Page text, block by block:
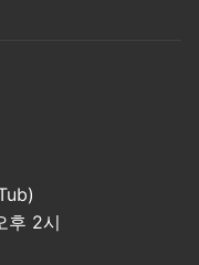
후 2시